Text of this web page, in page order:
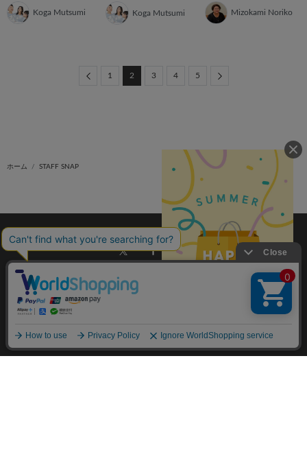
Koga Mutsumi Koga Mutsumi Mizokami Noriko
Previous
1 2 3 4 5 Next
ホーム STAFF SNAP
会社概要